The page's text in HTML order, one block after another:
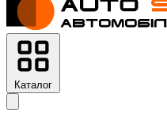
Каталог